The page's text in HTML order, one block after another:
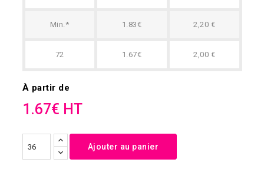
Min.* 1.83€ 2,20 €
72 1.67€ 2,00 €
À partir de
1.67€ HT
Ajouter au panier